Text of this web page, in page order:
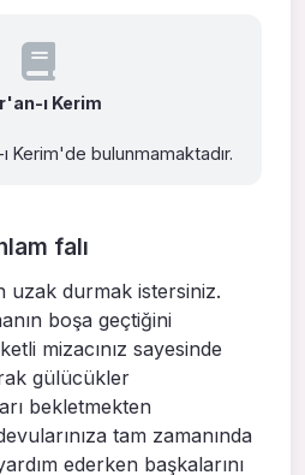
ı Kerim
Kerim'de bulunmamaktadır.
falı
uzak durmak istersiniz.
boşa geçtiğini
mizacınız sayesinde
gülücükler
bekletmekten
tam zamanında
ederken başkalarını